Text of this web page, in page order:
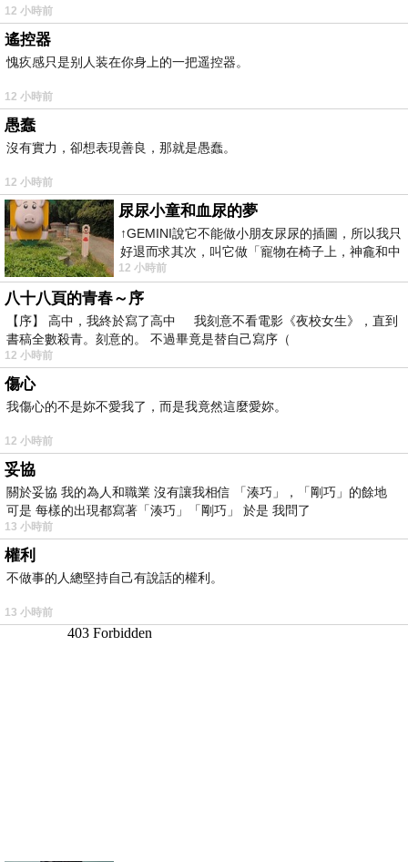
12 小時前
遙控器
愧疚感只是别人装在你身上的一把遥控器。
12 小時前
愚蠢
沒有實力，卻想表現善良，那就是愚蠢。
12 小時前
尿尿小童和血尿的夢
↑GEMINI說它不能做小朋友尿尿的插圖，所以我只
好退而求其次，叫它做「寵物在椅子上，神龕和中
年人臉孔」的畫了。 六月底
12 小時前
八十八頁的青春～序
【序】 高中，我終於寫了高中 我刻意不看電影《夜校女生》，直到
書稿全數殺青。刻意的。 不過畢竟是替自己寫序（
12 小時前
傷心
我傷心的不是妳不愛我了，而是我竟然這麼愛妳。
12 小時前
妥協
關於妥協 我的為人和職業 沒有讓我相信 「湊巧」，「剛巧」的餘地
可是 每樣的出現都寫著「湊巧」「剛巧」 於是 我問了
13 小時前
權利
不做事的人總堅持自己有說話的權利。
13 小時前